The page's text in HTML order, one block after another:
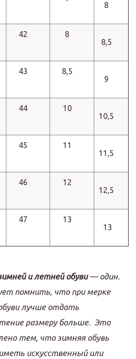
8
42
8
8,5
43
8,5
9
44
10
10,5
45
11
11,5
46
12
12,5
47
13
13
и летней обуви— один.
помнить, что при мерке
лучше отдать
размеру больше. Это
тем, что зимняя обувь
искусственный или